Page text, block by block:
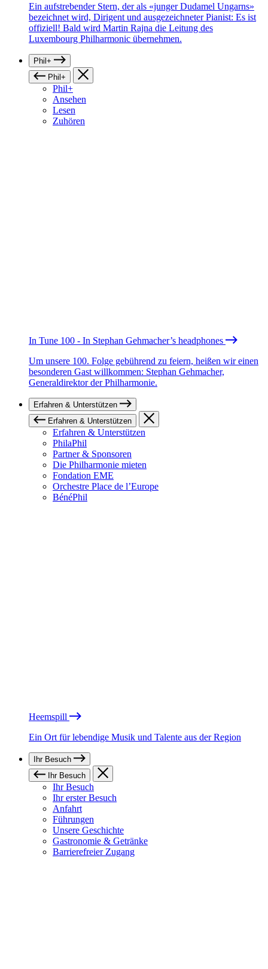
Ein aufstrebender Stern, der als «junger Dudamel Ungarns»
bezeichnet wird, Dirigent und ausgezeichneter Pianist: Es ist
offiziell! Bald wird Martin Rajna die Leitung des
Luxembourg Philharmonic übernehmen.
Phil+
Phil+
Phil+
Ansehen
Lesen
Zuhören
In Tune 100 - In Stephan Gehmacher’s headphones
Um unsere 100. Folge gebührend zu feiern, heißen wir einen
besonderen Gast willkommen: Stephan Gehmacher,
Generaldirektor der Philharmonie.
Erfahren & Unterstützen
Erfahren & Unterstützen
Erfahren & Unterstützen
PhilaPhil
Partner & Sponsoren
Die Philharmonie mieten
Fondation EME
Orchestre Place de l’Europe
BénéPhil
Heemspill
Ein Ort für lebendige Musik und Talente aus der Region
Ihr Besuch
Ihr Besuch
Ihr Besuch
Ihr erster Besuch
Anfahrt
Führungen
Unsere Geschichte
Gastronomie & Getränke
Barrierefreier Zugang